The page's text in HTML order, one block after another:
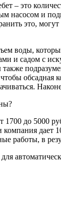
– это
насосом и
это,
воды,
и садом с
обсадная
1700 до 5000
дает
работы, в